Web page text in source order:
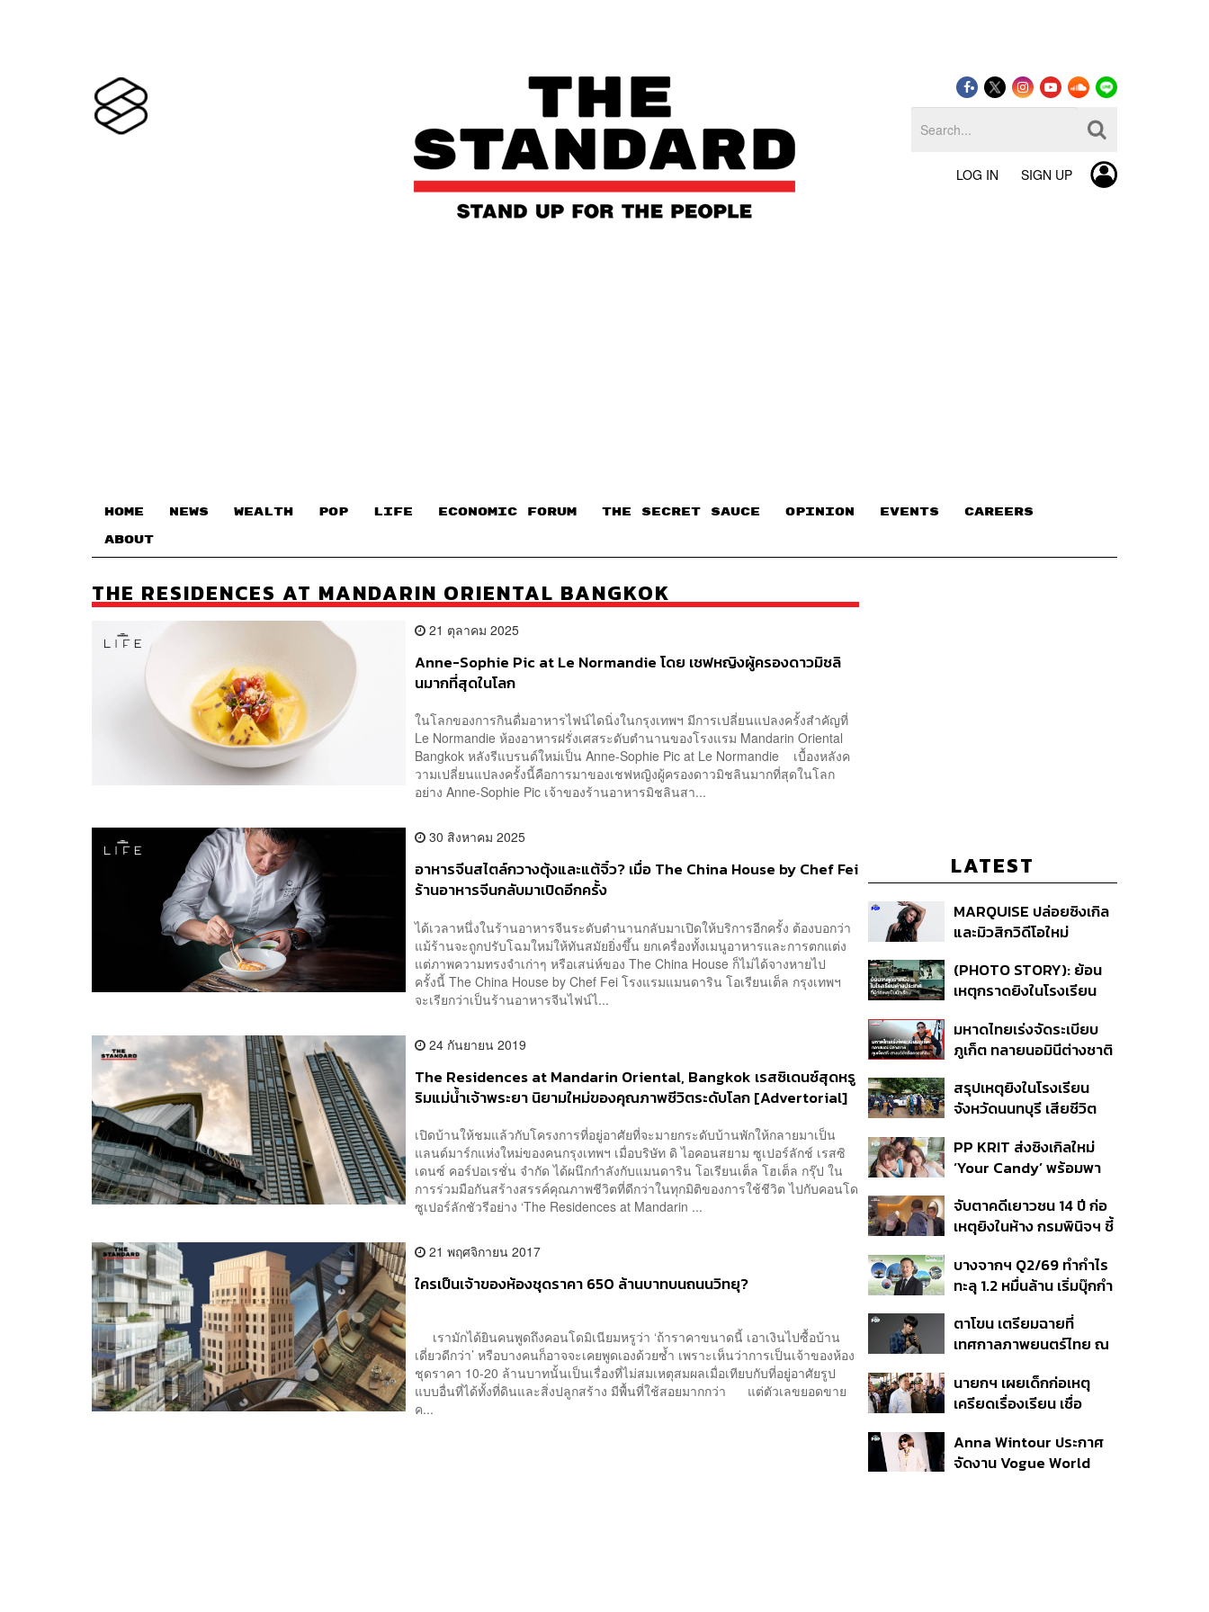
LOG IN SIGN UP
HOME NEWS WEALTH POP LIFE ECONOMIC FORUM THE SECRET SAUCE​ OPINION EVENTS CAREERS
ABOUT
THE RESIDENCES AT MANDARIN ORIENTAL BANGKOK
21 ตุลาคม 2025
Anne-Sophie Pic at Le Normandie โดย เชฟหญิงผู้ครองดาวมิชลิ
นมากที่สุดในโลก
ในโลกของการกินดื่มอาหารไฟน์ไดนิ่งในกรุงเทพฯ มีการเปลี่ยนแปลงครั้งสำคัญที่
Le Normandie ห้องอาหารฝรั่งเศสระดับตำนานของโรงแรม Mandarin Oriental
Bangkok หลังรีแบรนด์ใหม่เป็น Anne-Sophie Pic at Le Normandie เบื้องหลังค
วามเปลี่ยนแปลงครั้งนี้คือการมาของเชฟหญิงผู้ครองดาวมิชลินมากที่สุดในโลก
อย่าง Anne-Sophie Pic เจ้าของร้านอาหารมิชลินสา...
30 สิงหาคม 2025
อาหารจีนสไตล์กวางตุ้งและแต้จิ๋ว? เมื่อ The China House by Chef Fei
ร้านอาหารจีนกลับมาเปิดอีกครั้ง
ได้เวลาหนึ่งในร้านอาหารจีนระดับตำนานกลับมาเปิดให้บริการอีกครั้ง ต้องบอกว่า
แม้ร้านจะถูกปรับโฉมใหม่ให้ทันสมัยยิ่งขึ้น ยกเครื่องทั้งเมนูอาหารและการตกแต่ง
แต่ภาพความทรงจำเก่าๆ หรือเสน่ห์ของ The China House ก็ไม่ได้จางหายไป
ครั้งนี้ The China House by Chef Fei โรงแรมแมนดาริน โอเรียนเต็ล กรุงเทพฯ
จะเรียกว่าเป็นร้านอาหารจีนไฟน์ไ...
24 กันยายน 2019
The Residences at Mandarin Oriental, Bangkok เรสซิเดนซ์สุดหรู
ริมแม่น้ำเจ้าพระยา นิยามใหม่ของคุณภาพชีวิตระดับโลก [Advertorial]
เปิดบ้านให้ชมแล้วกับโครงการที่อยู่อาศัยที่จะมายกระดับบ้านพักให้กลายมาเป็น
แลนด์มาร์กแห่งใหม่ของคนกรุงเทพฯ เมื่อบริษัท ดิ ไอคอนสยาม ซูเปอร์ลักช์ เรสซิ
เดนซ์ คอร์ปอเรชั่น จำกัด ได้ผนึกกำลังกับแมนดาริน โอเรียนเต็ล โฮเต็ล กรุ๊ป ใน
การร่วมมือกันสร้างสรรค์คุณภาพชีวิตที่ดีกว่าในทุกมิติของการใช้ชีวิต ไปกับคอนโด
ซูเปอร์ลักชัวรีอย่าง ‘The Residences at Mandarin ...
21 พฤศจิกายน 2017
ใครเป็นเจ้าของห้องชุดราคา 650 ล้านบาทบนถนนวิทยุ?
เรามักได้ยินคนพูดถึงคอนโดมิเนียมหรูว่า ‘ถ้าราคาขนาดนี้ เอาเงินไปซื้อบ้าน
เดี่ยวดีกว่า’ หรือบางคนก็อาจจะเคยพูดเองด้วยซ้ำ เพราะเห็นว่าการเป็นเจ้าของห้อง
ชุดราคา 10-20 ล้านบาทนั้นเป็นเรื่องที่ไม่สมเหตุสมผลเมื่อเทียบกับที่อยู่อาศัยรูป
แบบอื่นที่ได้ทั้งที่ดินและสิ่งปลูกสร้าง มีพื้นที่ใช้สอยมากกว่า แต่ตัวเลขยอดขาย
ค...
LATEST
MARQUISE ปล่อยซิงเกิล
และมิวสิกวิดีโอใหม่
สัมพันธ์สุด Toxic
(PHOTO STORY): ย้อน
เหตุกราดยิงในโรงเรียน
นักเรียน
มหาดไทยเร่งจัดระเบียบ
ภูเก็ต ทลายนอมินีต่างชาติ
ที่ดิน เคลียร์ใบอนุญาต
โรงแรมค้าง 7 ปี
สรุปเหตุยิงในโรงเรียน
จังหวัดนนทบุรี เสียชีวิต
ปมค้นประวัติคดีกราดยิงที่
สหรัฐฯ
PP KRIT ส่งซิงเกิลใหม่
‘Your Candy’ พร้อมพา
สิกวิดีโอ
จับตาคดีเยาวชน 14 ปี ก่อ
เหตุยิงในห้าง กรมพินิจฯ ชี้
เนื่อง ประเมินปล่อยตัว
บางจากฯ Q2/69 ทำกำไร
ทะลุ 1.2 หมื่นล้าน เริ่มบุ๊กกำ
แรก หนุนรายได้ครึ่งปีทะลุ
3.2 แสนล้าน
ตาโขน เตรียมฉายที่
เทศกาลภาพยนตร์ไทย ณ
นายกฯ เผยเด็กก่อเหตุ
เครียดเรื่องเรียน เชื่อ
กระสุนอีกกว่า 30 นัด หาก
ไม่จบชีวิตตัวเองอาจสูญ
Anna Wintour ประกาศ
จัดงาน Vogue World